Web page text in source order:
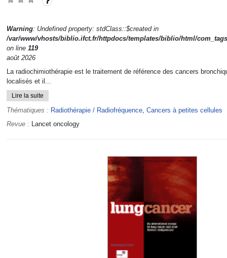
Warning: Undefined property: stdClass::$created in
/var/www/vhosts/biblio.ifct.fr/httpdocs/templates/biblio/html/
on line 119
août 2026
La radiochimiothérapie est le traitement de référence des cancers
localisés et il...
Lire la suite
Thématiques : Radiothérapie / Radiofréquence, Cancers à petites cellules
Revue : Lancet oncology